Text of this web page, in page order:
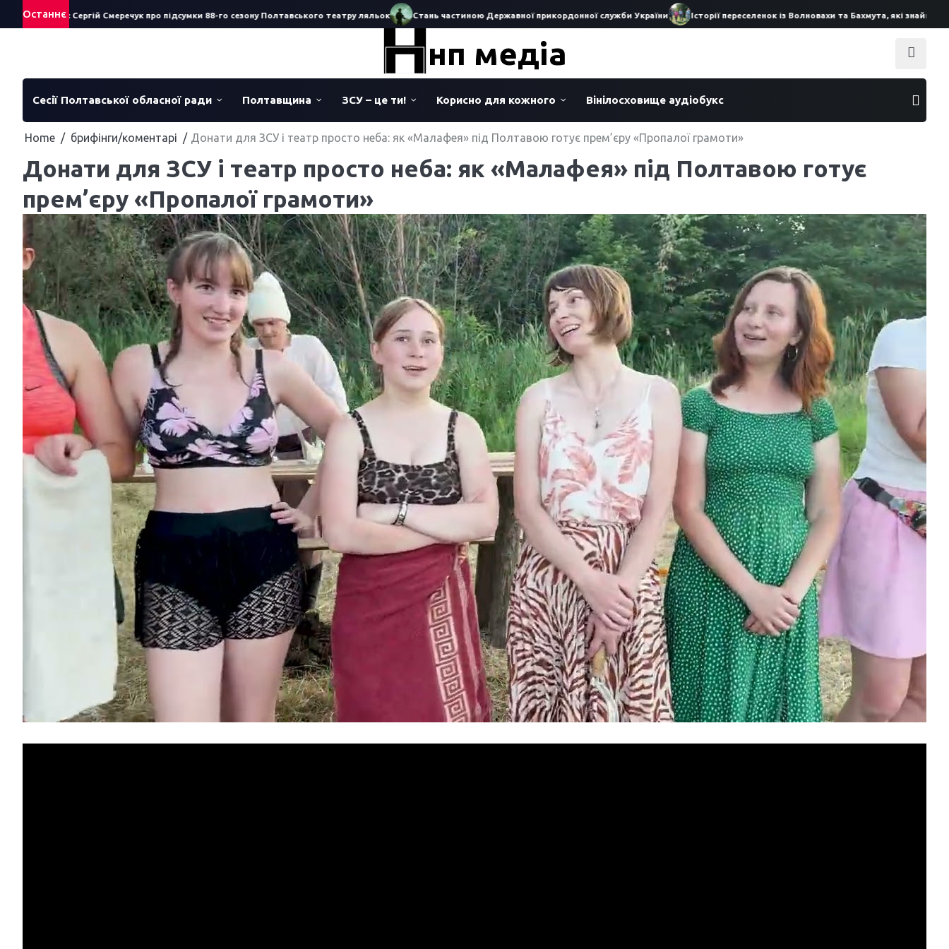
Останнє
за рік: Сергій Смеречук про підсумки 88-го сезону Полтавського театру ляльок Стань частиною Державної прикордонної служби України Історії переселенок із Волновахи та Бахмута, які знайшли
нп медіа
Сесії Полтавської обласної ради Полтавщина ЗСУ – це ти! Корисно для кожного Вінілосховище аудіобукс
Home брифінги/коментарі Донати для ЗСУ і театр просто неба: як «Малафея» під Полтавою готує прем’єру «Пропалої грамоти»
Донати для ЗСУ і театр просто неба: як «Малафея» під Полтавою готує
прем’єру «Пропалої грамоти»